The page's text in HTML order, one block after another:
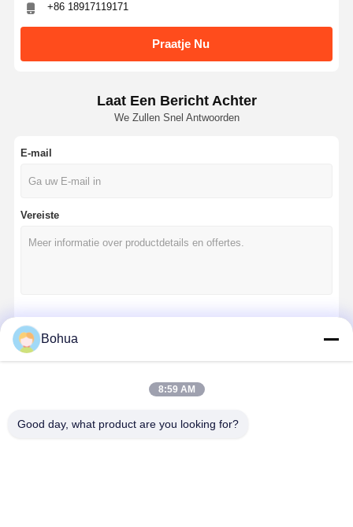
+86 18917119171
Praatje Nu
Laat Een Bericht Achter
We Zullen Snel Antwoorden
E-mail
Vereiste
Bohua
8:59 AM
Good day, what product are you looking for?